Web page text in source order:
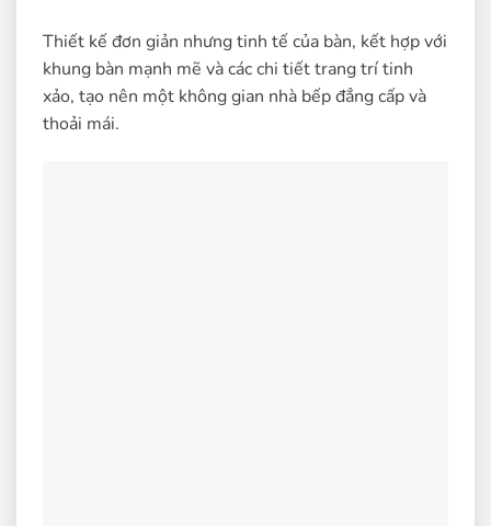
Thiết kế đơn giản nhưng tinh tế của bàn, kết hợp với
khung bàn mạnh mẽ và các chi tiết trang trí tinh
xảo, tạo nên một không gian nhà bếp đẳng cấp và
thoải mái.